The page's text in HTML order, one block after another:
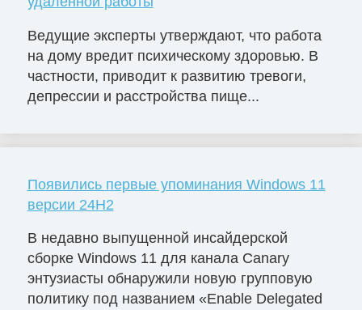
Ведущие эксперты утверждают, что работа
на дому вредит психическому здоровью. В
частности, приводит к развитию тревоги,
депрессии и расстройства пище...
Появились первые упоминания Windows 11
версии 24H2
В недавно выпущенной инсайдерской
сборке Windows 11 для канала Canary
энтузиасты обнаружили новую групповую
политику под названием «Enable Delegated